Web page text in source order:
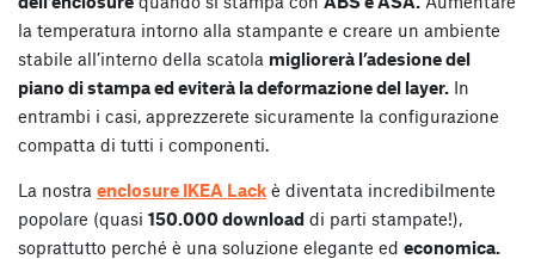
la temperatura intorno alla stampante e creare un ambiente
stabile all’interno della scatola migliorerà l’adesione del
piano di stampa ed eviterà la deformazione del layer. In
entrambi i casi, apprezzerete sicuramente la configurazione
compatta di tutti i componenti.
La nostra enclosure IKEA Lack è diventata incredibilmente
popolare (quasi 150.000 download di parti stampate!),
soprattutto perché è una soluzione elegante ed economica.